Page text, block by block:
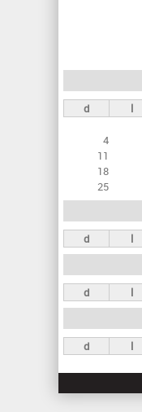
e
t
s
n
c
i
p
a
x
d l
4
11
18
25
d l
d l
d l